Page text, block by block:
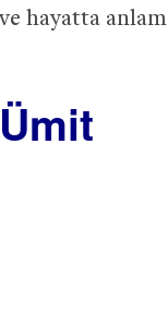
hayatta anlam